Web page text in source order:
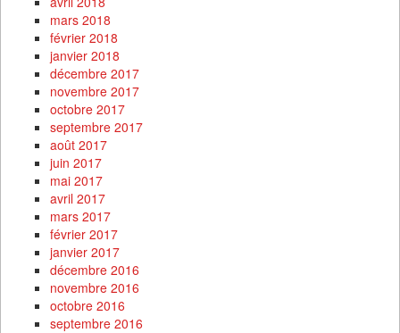
mars 2018
février 2018
janvier 2018
décembre 2017
novembre 2017
octobre 2017
septembre 2017
août 2017
juin 2017
mai 2017
avril 2017
mars 2017
février 2017
janvier 2017
décembre 2016
novembre 2016
octobre 2016
septembre 2016